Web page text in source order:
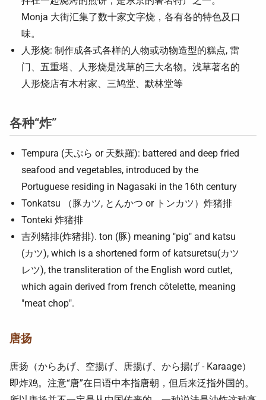
Monja 大街汇集了数十家文字烧，各有各的特色及口
味。
人形烧: 制作成各式各样的人物或动物造型的糕点, 雷
门、五重塔、人形烧是浅草的三大名物。浅草著名的
人形烧店有木村家、三鸠堂、默林堂等
各种“炸”
Tempura (天ぷら or 天麩羅): battered and deep fried
seafood and vegetables, introduced by the
Portuguese residing in Nagasaki in the 16th century
Tonkatsu （豚カツ, とんかつ or トンカツ）炸猪排
Tonteki 炸猪排
吉列豬排(炸猪排). ton (豚) meaning "pig" and katsu
(カツ), which is a shortened form of katsuretsu(カツ
レツ), the transliteration of the English word cutlet,
which again derived from french côtelette, meaning
"meat chop".
唐扬
唐扬（からあげ、空揚げ、唐揚げ、から揚げ - Karaage）
即炸鸡。注意“唐”在日语中本指唐朝，但后来泛指外国的。